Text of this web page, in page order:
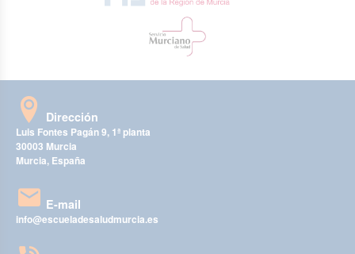
Dirección
Luis Fontes Pagán 9, 1ª planta
30003 Murcia
Murcia, España
E-mail
info@escueladesaludmurcia.es